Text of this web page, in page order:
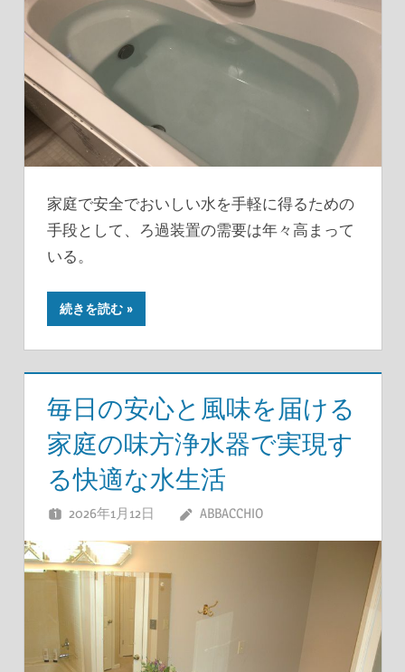
家庭で安全でおいしい水を手軽に得るための
手段として、ろ過装置の需要は年々高まって
いる。
続きを読む
毎日の安心と風味を届ける
家庭の味方浄水器で実現す
る快適な水生活
2026年1月12日 ABBACCHIO